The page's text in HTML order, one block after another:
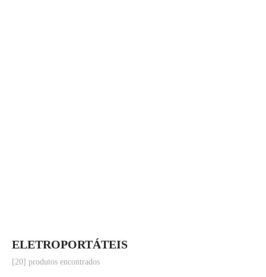
ELETROPORTÁTEIS
[20] produtos encontrados